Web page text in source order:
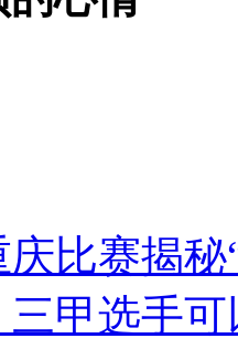
合力深夜将其击毙
比赛揭秘
甲选手